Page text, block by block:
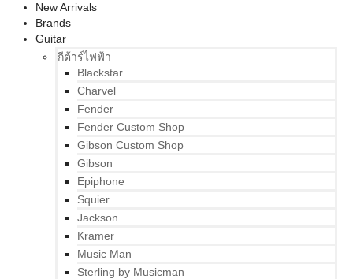
New Arrivals
Brands
Guitar
กีต้าร์ไฟฟ้า
Blackstar
Charvel
Fender
Fender Custom Shop
Gibson Custom Shop
Gibson
Epiphone
Squier
Jackson
Kramer
Music Man
Sterling by Musicman